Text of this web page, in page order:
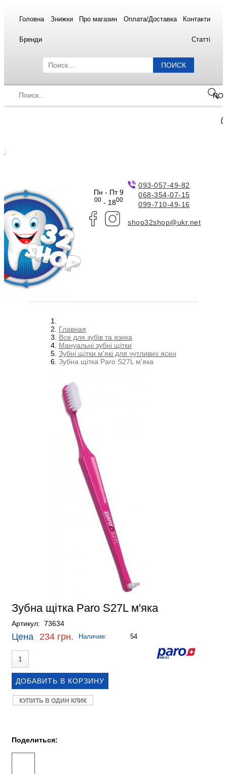
Головна Знижки Про магазин Оплата/Доставка Контакти
Бренди Статті
ПОИСК
Пн - Пт 9
00- 1800
093-057-49-82
068-354-07-15
099-710-49-16
shop32shop@ukr.net
Главная
Все для зубів та язика
Мануальні зубні щітки
Зубні щітки м'які для чутливих ясен
Зубна щітка Paro S27L м'яка
Зубна щітка Paro S27L м'яка
Артикул: 73634
Цена 234 грн. Наличие: 54
КУПИТЬ В ОДИН КЛИК
Поделиться: